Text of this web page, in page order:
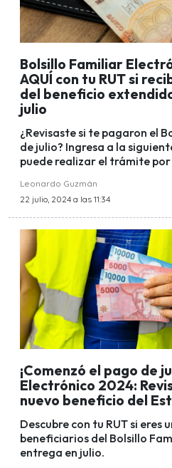
Bolsillo Familiar
AQUÍ con tu RUT si
del beneficio
julio
¿Revisaste si te pagaron el
de julio? Ingresa a la
puede realizar el trámite
Leonardo Guzmán
22 julio, 2024 a las 11:34
¡Comenzó el pago de
Electrónico 2024:
nuevo beneficio del
Descubre con tu RUT si eres
beneficiarios del Bolsillo
entrega en julio.